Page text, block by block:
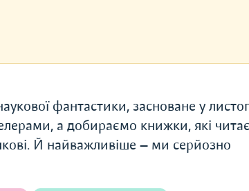
фантастики, засноване у
а добираємо книжки, які
Й найважливіше — ми серйозно